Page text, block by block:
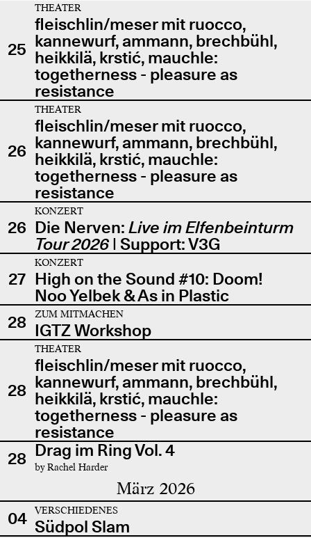
25
THEATER
fleischlin/meser mit ruocco,
kannewurf, ammann, brechbühl,
heikkilä, krstić, mauchle:
togetherness - pleasure as
resistance
26
THEATER
fleischlin/meser mit ruocco,
kannewurf, ammann, brechbühl,
heikkilä, krstić, mauchle:
togetherness - pleasure as
resistance
26
KONZERT
Die Nerven: Live im Elfenbeinturm
Tour 2026| Support: V3G
27
KONZERT
High on the Sound #10: Doom!
Noo Yelbek & As in Plastic
28
ZUM MITMACHEN
IGTZ Workshop
28
THEATER
fleischlin/meser mit ruocco,
kannewurf, ammann, brechbühl,
heikkilä, krstić, mauchle:
togetherness - pleasure as
resistance
28 Drag im Ring Vol. 4
by Rachel Harder
März 2026
04 VERSCHIEDENES
Südpol Slam